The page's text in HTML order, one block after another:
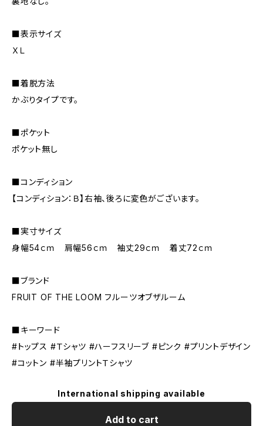
■表示サイズ
ＸＬ
■着脱方法
かぶりタイプです。
■ポケット
ポケット無し
■コンディション
【コンディション：Ｂ】右袖、後ろに変色がございます。
■実寸サイズ
身幅54ｃｍ 肩幅56ｃｍ 袖丈29ｃｍ 着丈72ｃｍ
■ブランド
FRUIT OF THE LOOM フルーツオブザルーム
■キーワード
#トップス #Ｔシャツ #ハーフスリーブ #ピンク #プリントデザイン
#コットン #半袖プリントＴシャツ
International shipping available
Add to cart